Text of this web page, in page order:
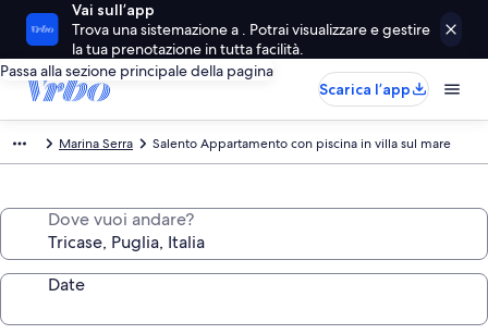
Vai sull’app
Trova una sistemazione a . Potrai visualizzare e gestire
la tua prenotazione in tutta facilità.
Passa alla sezione principale della pagina
Scarica l’app
Marina Serra Salento Appartamento con piscina in villa sul mare
Dove vuoi andare?
Date